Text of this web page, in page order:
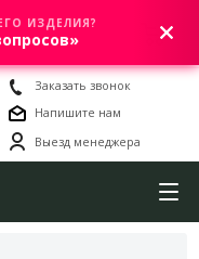
0
Заказать звонок
Напишите нам
Выезд менеджера
ИЗДЕЛИЯ?